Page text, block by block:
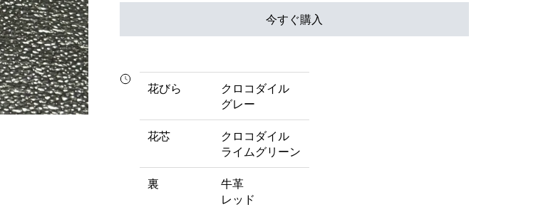
今すぐ購入
花びら
クロコダイル
グレー
花芯
クロコダイル
ライムグリーン
裏
牛革
レッド